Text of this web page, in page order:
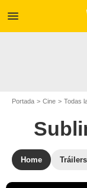
menu
Portada Cine Todas
Home